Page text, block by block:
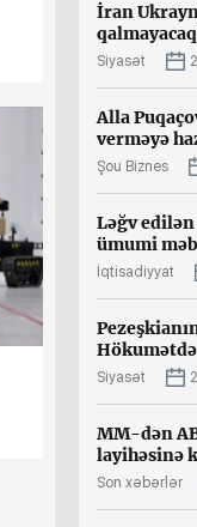
İran
Siyasət
Alla
verməyə
Şou Biznes
Ləğv
ümumi
İqtisadiyyat
Siyasət
MM-dən
layihəsinə
Son xəbərlər